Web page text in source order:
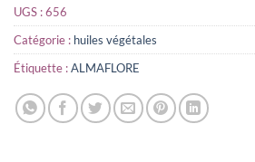
UGS :656
Catégorie : huiles végétales
Étiquette :ALMAFLORE